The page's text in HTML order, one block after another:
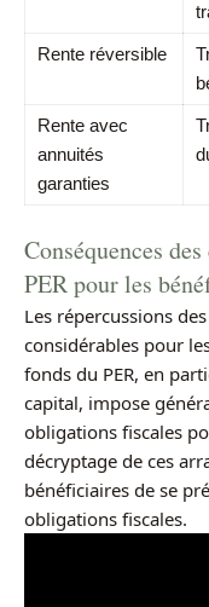
Rente réversible
Rente avec
annuités
garanties
Conséquences
PER pour les
Les répercussions
considérables pour
fonds du PER, en
capital, impose
obligations fiscales
décryptage de ces
bénéficiaires de se
obligations fiscales.